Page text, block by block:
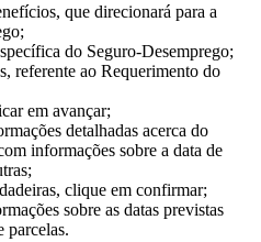
que direcionará para a
do Seguro-Desemprego;
referente ao Requerimento do
em avançar;
detalhadas acerca do
informações sobre a data de
clique em confirmar;
sobre as datas previstas
parcelas.